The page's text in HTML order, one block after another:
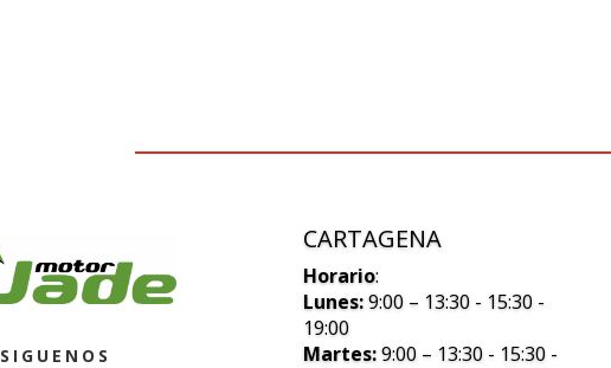
SIGUENOS
CARTAGENA
Horario:
Lunes:9:00 – 13:30 - 15:30 -
19:00
Martes:9:00 – 13:30 - 15:30 -